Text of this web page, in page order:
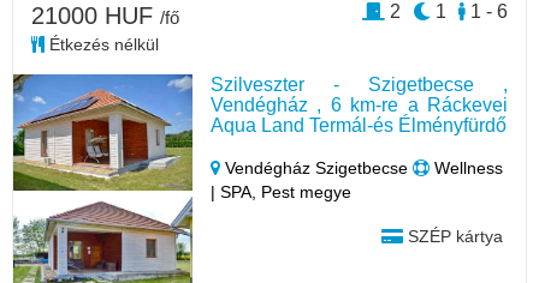
Szilveszter - Szigetbecse ,
Vendégház , 6 km-re a Ráckevei
Aqua Land Termál-és Élményfürdő
Vendégház Szigetbecse
Wellness
| SPA, Pest megye
SZÉP kártya
21000 HUF /fő
Étkezés nélkül
1 - 6
1
2